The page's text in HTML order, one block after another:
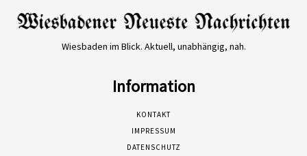
Wiesbaden im Blick. Aktuell, unabhängig, nah.
Information
KONTAKT
IMPRESSUM
DATENSCHUTZ